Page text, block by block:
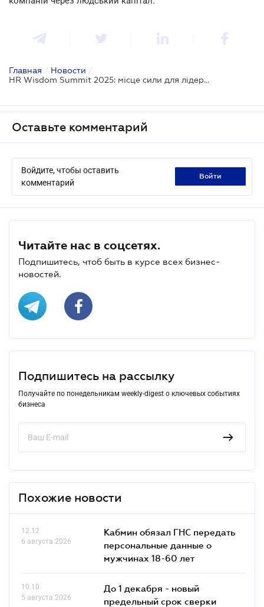
Главная / Новости /
HR Wisdom Summit 2025: місце сили для лідерів змін у бізнесі
Оставьте комментарий
Войдите, чтобы оставить
комментарий
войти
Читайте нас в соцсетях.
Подпишитесь, чтоб быть в курсе всех бизнес-
новостей.
Подпишитесь на рассылку
Получайте по понедельникам weekly-digest о ключевых событиях
бизнеса
Похожие новости
12.12
6 августа 2026
Кабмин обязал ГНС передать
персональные данные о
мужчинах 18-60 лет
10.10
5 августа 2026
До 1 декабря - новый
предельный срок сверки